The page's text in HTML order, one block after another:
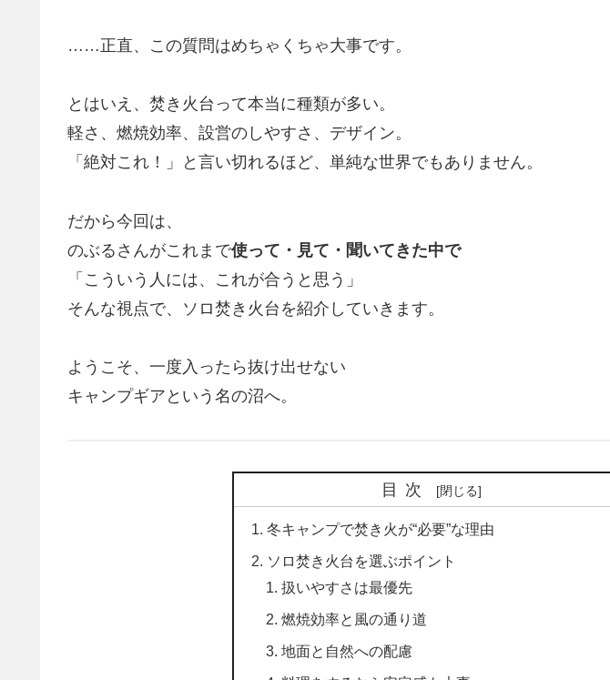
……正直、この質問はめちゃくちゃ大事です。
とはいえ、焚き火台って本当に種類が多い。
軽さ、燃焼効率、設営のしやすさ、デザイン。
「絶対これ！」と言い切れるほど、単純な世界でもありません。
だから今回は、
のぶるさんがこれまで使って・見て・聞いてきた中で
「こういう人には、これが合うと思う」
そんな視点で、ソロ焚き火台を紹介していきます。
ようこそ、一度入ったら抜け出せない
キャンプギアという名の沼へ。
目次
冬キャンプで焚き火が“必要”な理由
ソロ焚き火台を選ぶポイント
扱いやすさは最優先
燃焼効率と風の通り道
地面と自然への配慮